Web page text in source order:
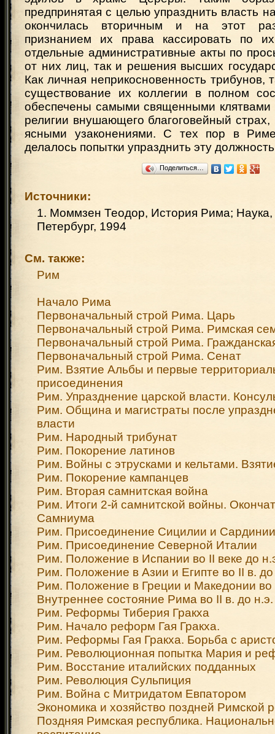
предпринятая с целью упразднить власть
окончилась вторичным и на этот
признанием их права кассировать по
отдельные административные акты по
от них лиц, так и решения высших
Как личная неприкосновенность трибунов,
существование их коллегии в полном
обеспечены самыми священными клятвами
религии внушающего благоговейный
ясными узаконениями. С тех пор в
делалось попытки упразднить эту
Поделиться…
Источники:
1. Моммзен Теодор, История Рима;
Петербург, 1994
См. также:
Рим
Начало Рима
Первоначальный строй Рима. Царь
Первоначальный строй Рима. Римская
Первоначальный строй Рима.
Первоначальный строй Рима. Сенат
Рим. Взятие Альбы и первые
присоединения
Рим. Упразднение царской власти.
Рим. Община и магистраты после
власти
Рим. Народный трибунат
Рим. Покорение латинов
Рим. Войны с этрусками и кельтами.
Рим. Покорение кампанцев
Рим. Вторая самнитская война
Рим. Итоги 2-й самнитской войны.
Самниума
Рим. Присоединение Сицилии и
Рим. Присоединение Северной Италии
Рим. Положение в Испании во II веке до
Рим. Положение в Азии и Египте во II в. до
Рим. Положение в Греции и Македонии во
Внутреннее состояние Рима во II в. до н.э.
Рим. Реформы Тиберия Гракха
Рим. Начало реформ Гая Гракха.
Рим. Реформы Гая Гракха. Борьба с
Рим. Революционная попытка Мария и
Рим. Восстание италийских подданных
Рим. Революция Сульпиция
Рим. Война с Митридатом Евпатором
Экономика и хозяйство поздней Римской
Поздняя Римская республика.